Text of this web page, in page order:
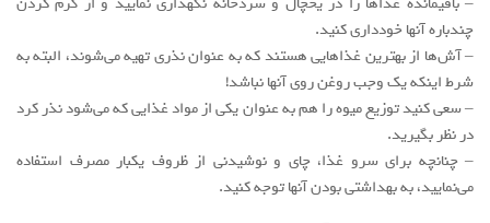
چندباره آنها خودداری کنید.
– آش‌ها از بهترین غذاهایی هستند که به عنوان نذری تهیه می‌شوند، البته به
شرط اینکه یک وجب روغن روی آنها نباشد!
– سعی کنید توزیع میوه را هم به عنوان یکی از مواد غذایی که می‌شود نذر کرد
در نظر بگیرید.
– چنانچه برای سرو غذا، چای و نوشیدنی از ظروف یکبار مصرف استفاده
می‌نمایید، به بهداشتی بودن آنها توجه کنید.